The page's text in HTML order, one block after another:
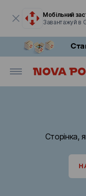
Мобільний
Завантажуй в
Сторінка,